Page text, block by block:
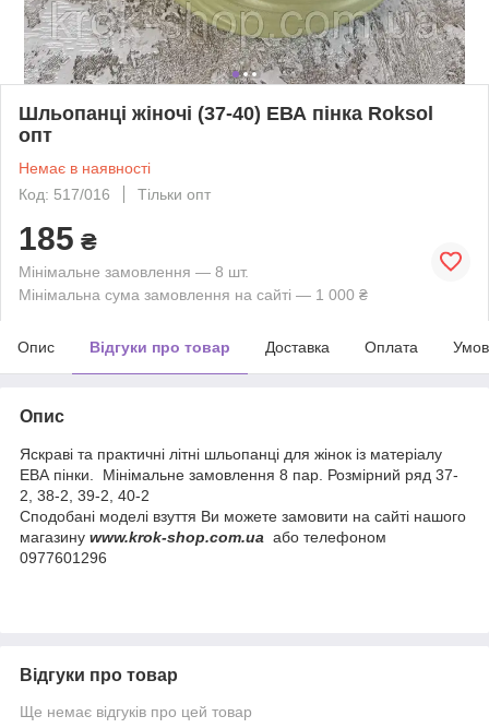
Шльопанці жіночі (37-40) ЕВА пінка Roksol
опт
Немає в наявності
Код: 517/016
Тільки опт
185 ₴
Мінімальне замовлення — 8 шт.
Мінімальна сума замовлення на сайті — 1 000 ₴
Опис Відгуки про товар Доставка Оплата
Опис
Яскраві та практичні літні шльопанці для жінок із матеріалу
ЕВА пінки. Мінімальне замовлення 8 пар. Розмірний ряд 37-
2, 38-2, 39-2, 40-2
Сподобані моделі взуття Ви можете замовити на сайті нашого
магазину www.krok-shop.com.ua або телефоном
0977601296
Відгуки про товар
Ще немає відгуків про цей товар